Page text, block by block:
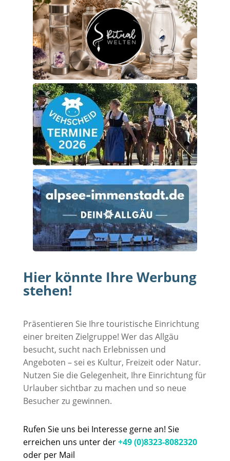
Hier könnte Ihre Werbung
stehen!
Präsentieren Sie Ihre touristische Einrichtung
einer breiten Zielgruppe! Wer das Allgäu
besucht, sucht nach Erlebnissen und
Angeboten – sei es Kultur, Freizeit oder Natur.
Nutzen Sie die Gelegenheit, Ihre Einrichtung für
Urlauber sichtbar zu machen und so neue
Besucher zu gewinnen.
Rufen Sie uns bei Interesse gerne an! Sie
erreichen uns unter der+49 (0)8323-8082320
oder per Mail